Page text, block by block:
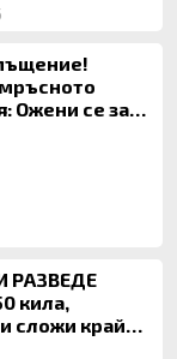
Ожени се за
РАЗВЕДЕ
кила,
сложи край